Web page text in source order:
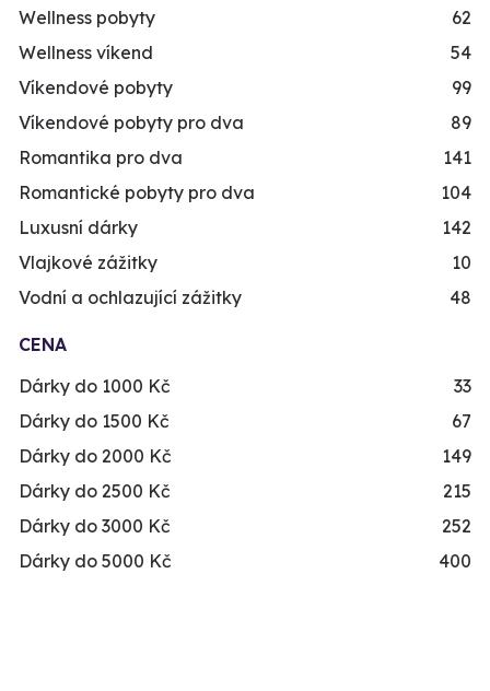
Wellness pobyty
62
Wellness víkend
54
Víkendové pobyty
99
Víkendové pobyty pro dva
89
Romantika pro dva
141
Romantické pobyty pro dva
104
Luxusní dárky
142
Vlajkové zážitky
10
Vodní a ochlazující zážitky
48
CENA
Dárky do 1000 Kč
33
Dárky do 1500 Kč
67
Dárky do 2000 Kč
149
Dárky do 2500 Kč
215
Dárky do 3000 Kč
252
Dárky do 5000 Kč
400